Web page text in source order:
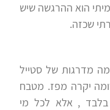
הוא ההרגשה שיש
שכזה.
מדרגות של סטייל
יקרה מפז. מטבח
בלבד , אלא לכל מי